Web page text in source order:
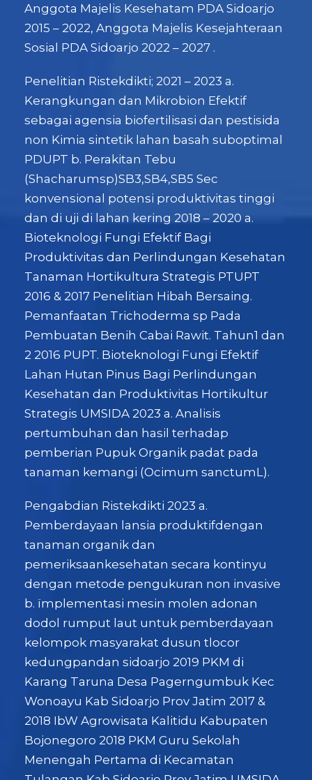
Anggota Majelis Kesehatam PDA Sidoarjo
2015 – 2022, Anggota Majelis Kesejahteraan
Sosial PDA Sidoarjo 2022 – 2027 .
Penelitian Ristekdikti; 2021 – 2023 a.
Kerangkungan dan Mikrobion Efektif
sebagai agensia biofertilisasi dan pestisida
non Kimia sintetik lahan basah suboptimal
PDUPT b. Perakitan Tebu
(Shacharumsp)SB3,SB4,SB5 Sec
konvensional potensi produktivitas tinggi
dan di uji di lahan kering 2018 – 2020 a.
Bioteknologi Fungi Efektif Bagi
Produktivitas dan Perlindungan Kesehatan
Tanaman Hortikultura Strategis PTUPT
2016 & 2017 Penelitian Hibah Bersaing.
Pemanfaatan Trichoderma sp Pada
Pembuatan Benih Cabai Rawit. Tahun1 dan
2 2016 PUPT. Bioteknologi Fungi Efektif
Lahan Hutan Pinus Bagi Perlindungan
Kesehatan dan Produktivitas Hortikultur
Strategis UMSIDA 2023 a. Analisis
pertumbuhan dan hasil terhadap
pemberian Pupuk Organik padat pada
tanaman kemangi (Ocimum sanctumL).
Pengabdian Ristekdikti 2023 a.
Pemberdayaan lansia produktifdengan
tanaman organik dan
pemeriksaankesehatan secara kontinyu
dengan metode pengukuran non invasive
b. ïmplementasi mesin molen adonan
dodol rumput laut untuk pemberdayaan
kelompok masyarakat dusun tlocor
kedungpandan sidoarjo 2019 PKM di
Karang Taruna Desa Pagerngumbuk Kec
Wonoayu Kab Sidoarjo Prov Jatim 2017 &
2018 IbW Agrowisata Kalitidu Kabupaten
Bojonegoro 2018 PKM Guru Sekolah
Menengah Pertama di Kecamatan